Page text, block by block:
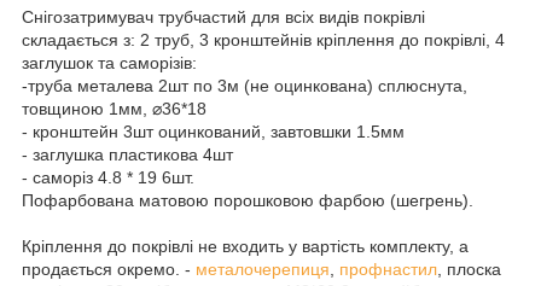
Снігозатримувач трубчастий для всіх видів покрівлі
складається з: 2 труб, 3 кронштейнів кріплення до покрівлі, 4
заглушок та саморізів:
-труба металева 2шт по 3м (не оцинкована) сплюснута,
товщиною 1мм, ⌀36*18
- кронштейн 3шт оцинкований, завтовшки 1.5мм
- заглушка пластикова 4шт
- саморіз 4.8 * 19 6шт.
Пофарбована матовою порошковою фарбою (шегрень).
Кріплення до покрівлі не входить у вартість комплекту, а
продається окремо. - металочерепиця профнастил , плоска